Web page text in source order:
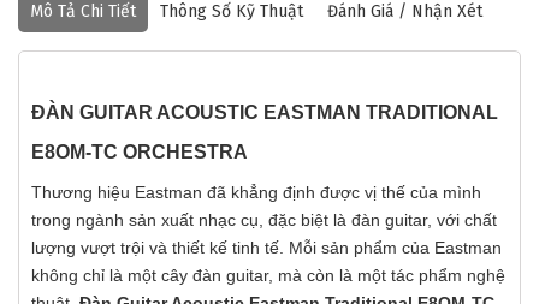
Mô Tả Chi Tiết Thông Số Kỹ Thuật Đánh Giá / Nhận Xét
ĐÀN GUITAR ACOUSTIC EASTMAN TRADITIONAL
E8OM-TC ORCHESTRA
Thương hiệu Eastman đã khẳng định được vị thế của mình
trong ngành sản xuất nhạc cụ, đặc biệt là đàn guitar, với chất
lượng vượt trội và thiết kế tinh tế. Mỗi sản phẩm của Eastman
không chỉ là một cây đàn guitar, mà còn là một tác phẩm nghệ